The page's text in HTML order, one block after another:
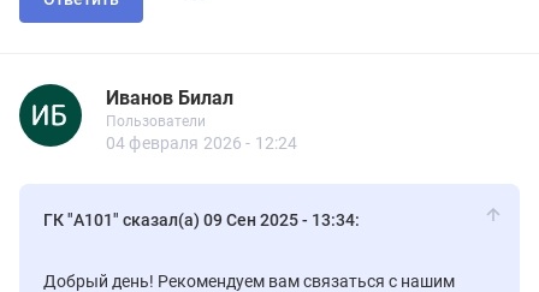
Иванов Билал
Иванов Билал
Пользователи
Новичок
Пользователи
8 сообщений
04 февраля 2026 - 12:24
ГК "А101" сказал(а) 09 Сен 2025 - 13:34:
Добрый день! Рекомендуем вам связаться с нашим